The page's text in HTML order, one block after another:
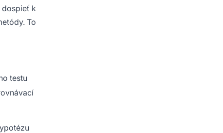
dospieť k
To
testu